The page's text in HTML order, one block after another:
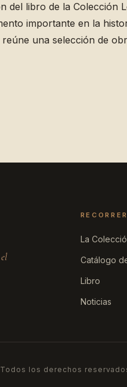
del libro de la Colección
importante en la
una selección de
RECORRER
La
Catálogo
Libro
Noticias
los derechos